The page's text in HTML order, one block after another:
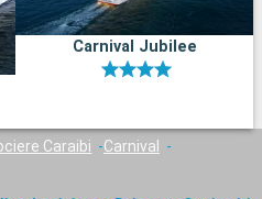
Carnival Jubilee
Caraibi
Carnival